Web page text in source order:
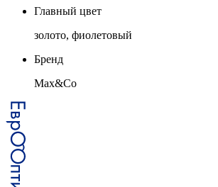
Главный цвет
золото, фиолетовый
Бренд
Max&Co